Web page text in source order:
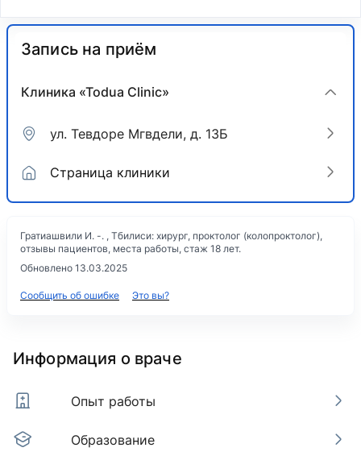
Запись на приём
Клиника «Todua Clinic»
ул. Тевдоре Мгвдели, д. 13Б
Страница клиники
Гратиашвили И. -. , Тбилиси: хирург, проктолог (колопроктолог),
отзывы пациентов, места работы, стаж 18 лет.
Обновлено 13.03.2025
Сообщить об ошибке Это вы?
Информация о враче
Опыт работы
Образование